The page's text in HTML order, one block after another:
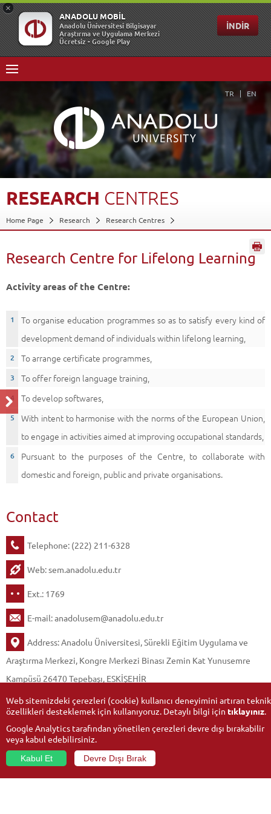
TR EN
RESEARCH CENTRES
Home Page Research
Research Centres
Research Centre for Lifelong Learning
Activity areas of the Centre:
To organise education programmes so as to satisfy every kind of
development demand of individuals within lifelong learning,
To arrange certificate programmes,
To offer foreign language training,
To develop softwares,
With intent to harmonise with the norms of the European Union,
to engage in activities aimed at improving occupational standards,
Pursuant to the purposes of the Centre, to collaborate with
domestic and foreign, public and private organisations.
Contact
Telephone: (222) 211-6328
Web:sem.anadolu.edu.tr
Ext.: 1769
E-mail:anadolusem@anadolu.edu.tr
Address: Anadolu Üniversitesi, Sürekli Eğitim Uygulama ve
Araştırma Merkezi, Kongre Merkezi Binası Zemin Kat Yunusemre
Kampüsü 26470 Tepebaşı, ESKİŞEHİR
Web sitemizdeki çerezleri (cookie) kullanıcı deneyimini artıran teknik
özellikleri desteklemek için kullanıyoruz. Detaylı bilgi için tıklayınız.
Google Analytics tarafından yönetilen çerezleri devre dışı bırakabilir
veya kabul edebilirsiniz.
Kabul Et Devre Dışı Bırak